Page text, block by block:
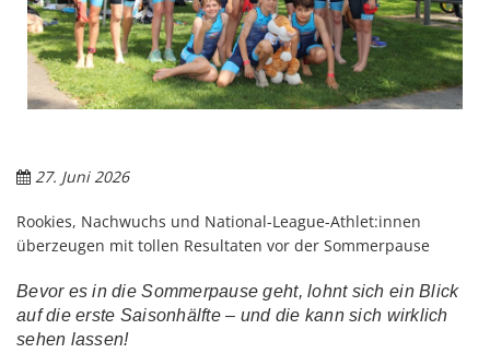
27. Juni 2026
Rookies, Nachwuchs und National-League-Athlet:innen
überzeugen mit tollen Resultaten vor der Sommerpause
Bevor es in die Sommerpause geht, lohnt sich ein Blick
auf die erste Saisonhälfte – und die kann sich wirklich
sehen lassen!